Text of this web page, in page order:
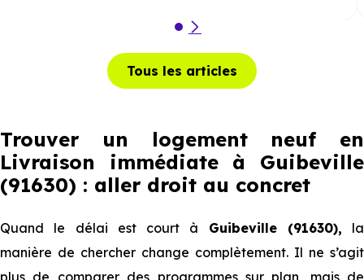
Tous les articles
Trouver un logement neuf en
Livraison immédiate à Guibeville
(91630) : aller droit au concret
Quand le délai est court à Guibeville (91630), la
manière de chercher change complètement. Il ne s’agit
plus de comparer des programmes sur plan, mais de